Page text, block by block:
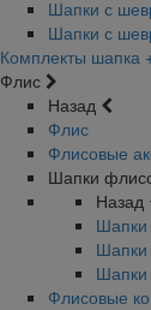
Шапки с
Шапки с
Комплекты шапка
Флис
Назад
Флис
Флисовые
Шапки
Назад
Флисовые